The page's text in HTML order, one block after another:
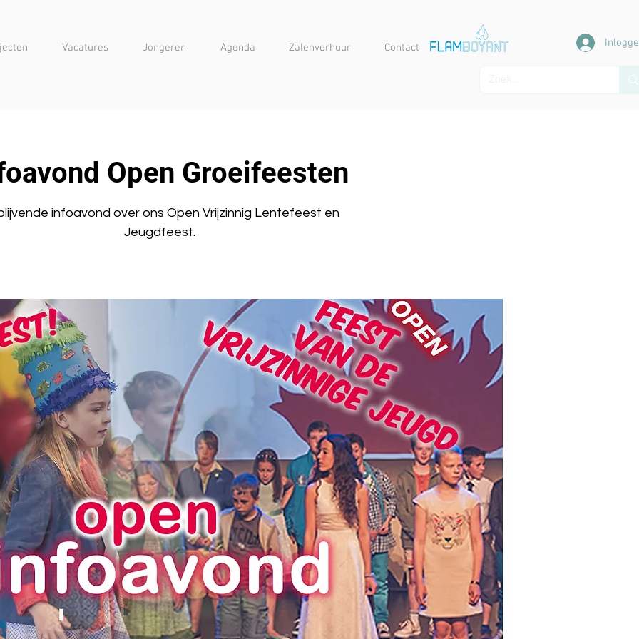
Vacatures Jongeren Agenda Zalenverhuur Contact
Open Groeifeesten
infoavond over ons Open Vrijzinnig Lentefeest en
Jeugdfeest.